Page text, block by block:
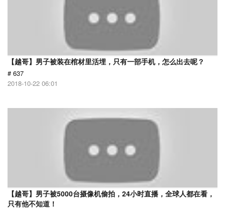
【越哥】男子被装在棺材里活埋，只有一部手机，怎么出去呢？
# 637
2018-10-22 06:01
【越哥】男子被5000台摄像机偷拍，24小时直播，全球人都在看，
只有他不知道！